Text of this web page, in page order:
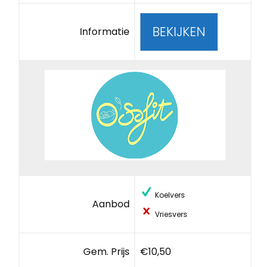
Informatie BEKIJKEN
Aanbod
Koelvers
Vriesvers
Gem. Prijs €10,50